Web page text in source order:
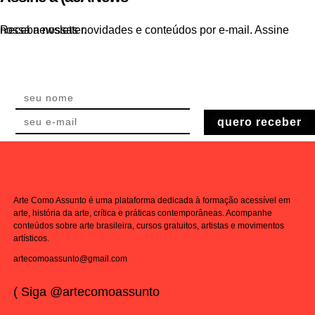
Receba nossas novidades e conteúdos por e-mail. Assine nossa newsletter.
quero receber
Arte Como Assunto é uma plataforma dedicada à formação acessível em
arte, história da arte, crítica e práticas contemporâneas. Acompanhe
conteúdos sobre arte brasileira, cursos gratuitos, artistas e movimentos
artísticos.
artecomoassunto@gmail.com
( Siga @artecomoassunto